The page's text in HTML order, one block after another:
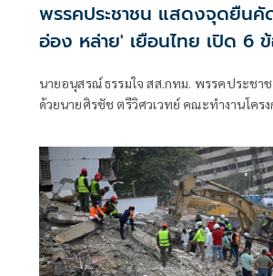
พรรคประชาชน แสดงจุดยืนคั
อ่อง หล่าย' เยือนไทย เปิด 6
นายอนุสรณ์ ธรรมใจ สส.กทม. พรรคประช
ด้วยนายศิรชัช ตรีวิศวเวทย์ คณะทำงานโครง
พัฒนาอย่างยั่งยืน แถลงคัดค้านการเยือนไท
ของพลเอกอาวุโส มิน ออง ไลง์